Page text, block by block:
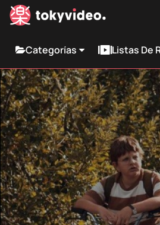
Categorías Listas De